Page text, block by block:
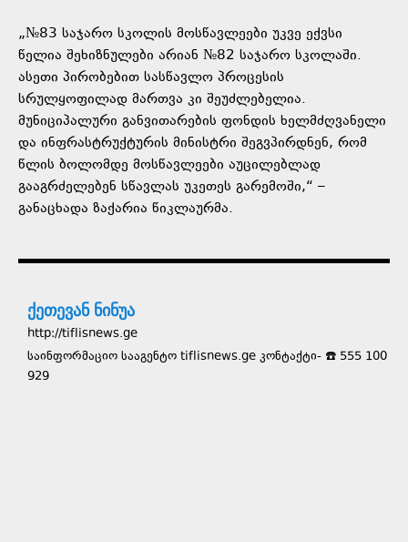
„№83 საჯარო სკოლის მოსწავლეები უკვე ექვსი
წელია შეხიზნულები არიან №82 საჯარო სკოლაში.
ასეთი პირობებით სასწავლო პროცესის
სრულყოფილად მართვა კი შეუძლებელია.
მუნიციპალური განვითარების ფონდის ხელმძღვანელი
და ინფრასტრუქტურის მინისტრი შეგვპირდნენ, რომ
წლის ბოლომდე მოსწავლეები აუცილებლად
გააგრძელებენ სწავლას უკეთეს გარემოში,“ –
განაცხადა ზაქარია წიკლაურმა.
ქეთევან ნინუა
http://tiflisnews.ge
საინფორმაციო სააგენტო tiflisnews.ge კონტაქტი- ☎️ 555 100
929